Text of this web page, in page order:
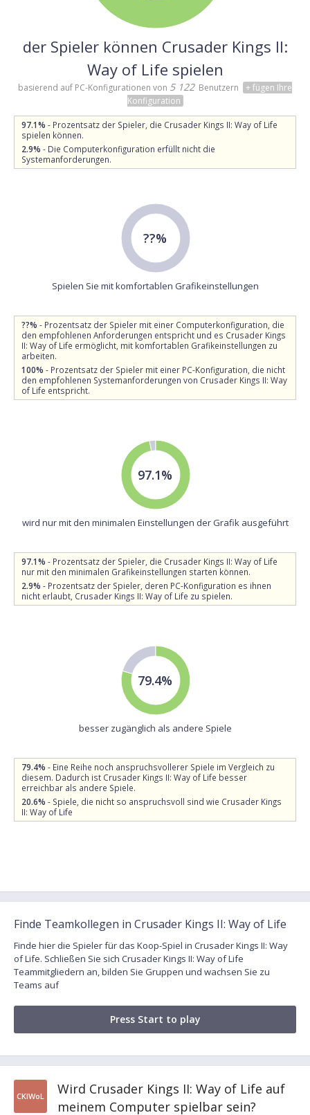
der Spieler können Crusader Kings II:
Way of Life spielen
basierend auf PC-Konfigurationen von 5 122 Benutzern
+ fügen Ihre
Konfiguration
97.1% - Prozentsatz der Spieler, die Crusader Kings II: Way of Life
spielen können.
2.9% - Die Computerkonfiguration erfüllt nicht die
Systemanforderungen.
??%
Spielen Sie mit komfortablen Grafikeinstellungen
??% - Prozentsatz der Spieler mit einer Computerkonfiguration, die
den empfohlenen Anforderungen entspricht und es Crusader Kings
II: Way of Life ermöglicht, mit komfortablen Grafikeinstellungen zu
arbeiten.
100% - Prozentsatz der Spieler mit einer PC-Konfiguration, die nicht
den empfohlenen Systemanforderungen von Crusader Kings II: Way
of Life entspricht.
97.1%
wird nur mit den minimalen Einstellungen der Grafik ausgeführt
97.1% - Prozentsatz der Spieler, die Crusader Kings II: Way of Life
nur mit den minimalen Grafikeinstellungen starten können.
2.9% - Prozentsatz der Spieler, deren PC-Konfiguration es ihnen
nicht erlaubt, Crusader Kings II: Way of Life zu spielen.
79.4%
besser zugänglich als andere Spiele
79.4% - Eine Reihe noch anspruchsvollerer Spiele im Vergleich zu
diesem. Dadurch ist Crusader Kings II: Way of Life besser
erreichbar als andere Spiele.
20.6% - Spiele, die nicht so anspruchsvoll sind wie Crusader Kings
II: Way of Life
Finde Teamkollegen in Crusader Kings II: Way of Life
Finde hier die Spieler für das Koop-Spiel in Crusader Kings II: Way
of Life. Schließen Sie sich Crusader Kings II: Way of Life
Teammitgliedern an, bilden Sie Gruppen und wachsen Sie zu
Teams auf
Press Start to play
CKIWoL
Wird Crusader Kings II: Way of Life auf
meinem Computer spielbar sein?